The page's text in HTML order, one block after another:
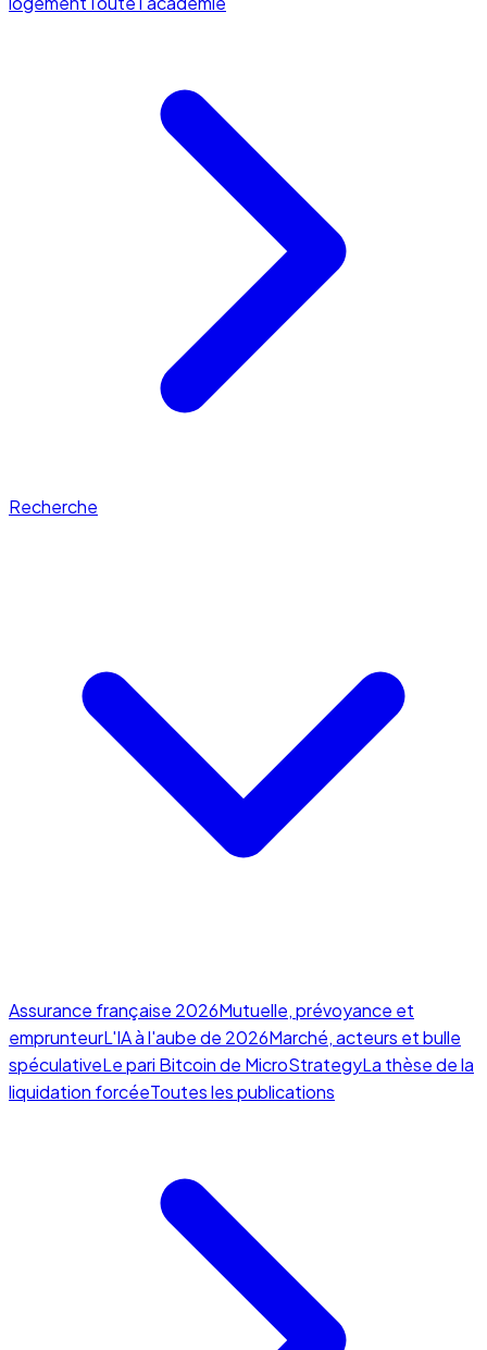
Recherche
Assurance française 2026Mutuelle, prévoyance et
emprunteurL'IA à l'aube de 2026Marché, acteurs et bulle
spéculativeLe pari Bitcoin de MicroStrategyLa thèse de la
liquidation forcéeToutes les publications